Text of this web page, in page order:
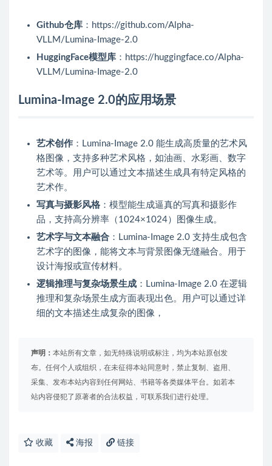
Github仓库 ：https://github.com/Alpha-
VLLM/Lumina-Image-2.0
HuggingFace模型库 ：https://huggingface.co/Alpha-
VLLM/Lumina-Image-2.0
Lumina-Image 2.0的应用场景
艺术创作 ：Lumina-Image 2.0 能生成高质量的艺术风
格图像，支持多种艺术风格，如油画、水彩画、数字
艺术等。用户可以通过文本描述生成具有特定风格的
艺术作。
写真与摄影风格 ：模型能生成逼真的写真和摄影作
品，支持高分辨率（1024×1024）图像生成。
艺术字与文本融合 ：Lumina-Image 2.0 支持生成包含
艺术字的图像，能将文本与背景图像无缝融合。用于
设计海报或宣传材料。
逻辑推理与复杂场景生成 ：Lumina-Image 2.0 在逻辑
推理和复杂场景生成方面表现出色。用户可以通过详
细的文本描述生成复杂的图像，
声明： 本站所有文章，如无特殊说明或标注，均为本站原创发
布。任何个人或组织，在未征得本站同意时，禁止复制、盗用、
采集、发布本站内容到任何网站、书籍等各类媒体平台。如若本
站内容侵犯了原著者的合法权益，可联系我们进行处理。
收藏 海报 链接